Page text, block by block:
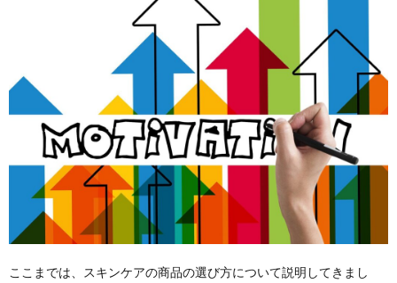
ここまでは、スキンケアの商品の選び方について説明してきまし